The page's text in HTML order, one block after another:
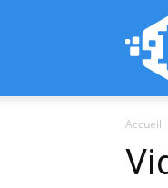
Accueil